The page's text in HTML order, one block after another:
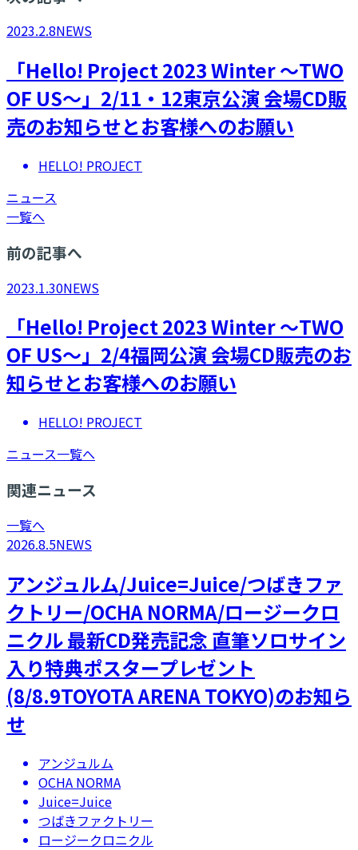
2023.2.8NEWS
「Hello! Project 2023 Winter ～TWO
OF US～」2/11・12東京公演 会場CD販
売のお知らせとお客様へのお願い
HELLO! PROJECT
ニュース
一覧へ
前の記事へ
2023.1.30NEWS
「Hello! Project 2023 Winter ～TWO
OF US～」2/4福岡公演 会場CD販売のお
知らせとお客様へのお願い
HELLO! PROJECT
ニュース一覧へ
関連ニュース
一覧へ
2026.8.5NEWS
アンジュルム/Juice=Juice/つばきファ
クトリー/OCHA NORMA/ロージークロ
ニクル 最新CD発売記念 直筆ソロサイン
入り特典ポスタープレゼント
(8/8.9TOYOTA ARENA TOKYO)のお知ら
せ
アンジュルム
OCHA NORMA
Juice=Juice
つばきファクトリー
ロージークロニクル